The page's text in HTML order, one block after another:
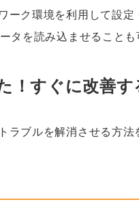
ーク環境を利用して設
タを読み込ませることも
！すぐに改善す
ラブルを解消させる方法